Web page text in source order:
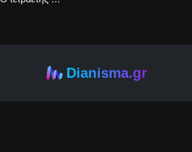
Dianisma.gr